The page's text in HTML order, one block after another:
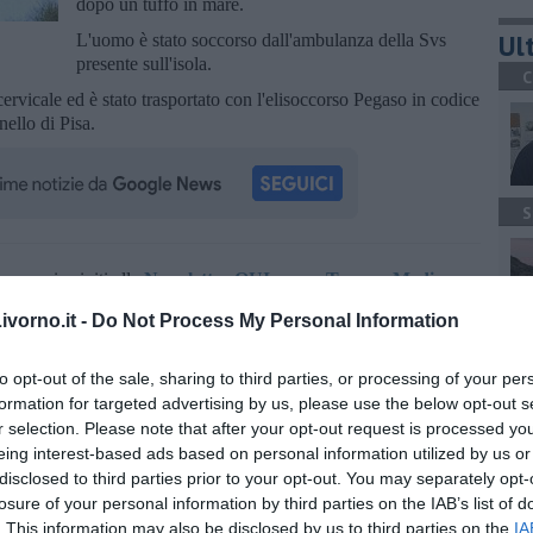
- Do Not Process My Personal Information
opt-out of the sale, sharing to third parties, or processing of your
for targeted advertising by us, please use the below opt-out
selection. Please note that after your opt-out request is processed
interest-based ads based on personal information utilized by us
to third parties prior to your opt-out. You may separately
of your personal information by third parties on the IAB’s list of
This information may also be disclosed by us to third parties on the
L'uomo è stato soccorso dall'ambulanza della Svs
presente sull'isola.
ed è stato trasportato con l'elisoccorso Pegaso in codice
di Pisa.
iscriviti allaNewsletter QUInews - ToscanaMedia.
nella tua casella di posta.